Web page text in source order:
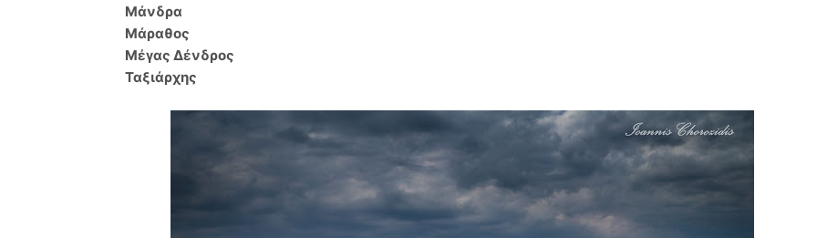
Μάνδρα
Μάραθος
Μέγας Δένδρος
Ταξιάρχης